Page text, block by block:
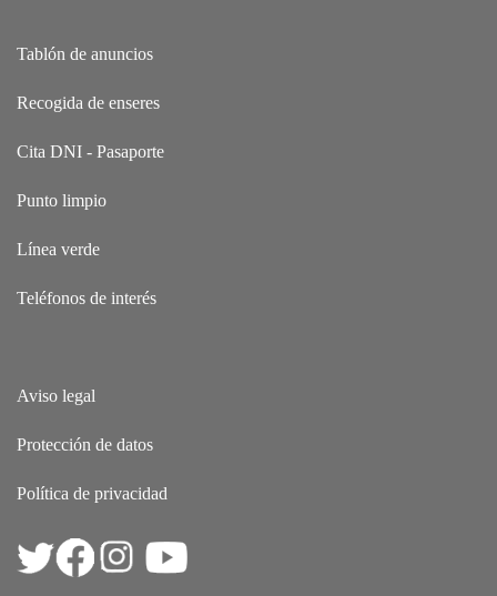
Tablón de anuncios
Recogida de enseres
Cita DNI - Pasaporte
Punto limpio
Línea verde
Teléfonos de interés
Aviso legal
Protección de datos
Política de privacidad